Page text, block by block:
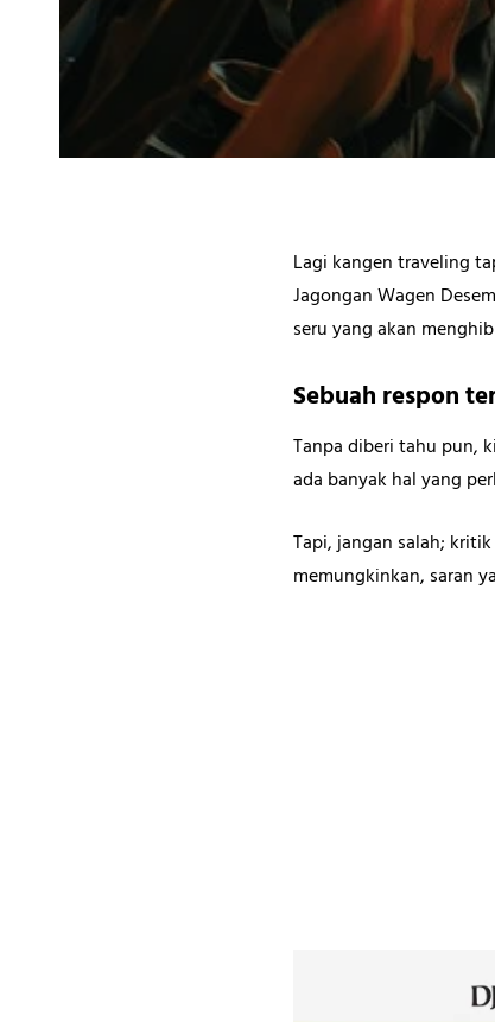
Lagi kangen traveling
Jagongan Wagen
seru yang akan
Sebuah respon
Tanpa diberi tahu pun,
ada banyak hal yang
Tapi, jangan salah;
memungkinkan, saran